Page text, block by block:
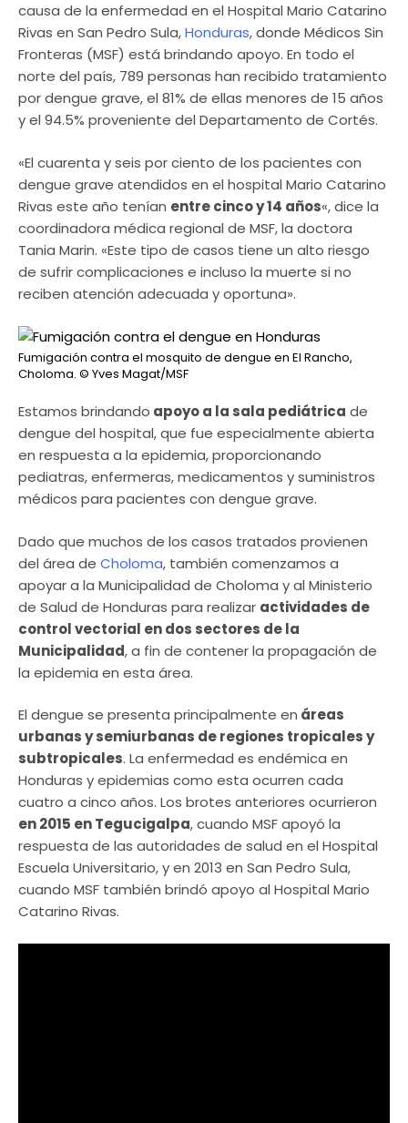
causa de la enfermedad en el Hospital Mario Catarino
Rivas en San Pedro Sula,Honduras, donde Médicos Sin
Fronteras (MSF) está brindando apoyo. En todo el
norte del país, 789 personas han recibido tratamiento
por dengue grave, el 81% de ellas menores de 15 años
y el 94.5% proveniente del Departamento de Cortés.
«El cuarenta y seis por ciento de los pacientes con
dengue grave atendidos en el hospital Mario Catarino
Rivas este año tenían entre cinco y 14 años«, dice la
coordinadora médica regional de MSF, la doctora
Tania Marin. «Este tipo de casos tiene un alto riesgo
de sufrir complicaciones e incluso la muerte si no
reciben atención adecuada y oportuna».
Fumigación contra el mosquito de dengue en El Rancho,
Choloma. © Yves Magat/MSF
Estamos brindando apoyo a la sala pediátrica de
dengue del hospital, que fue especialmente abierta
en respuesta a la epidemia, proporcionando
pediatras, enfermeras, medicamentos y suministros
médicos para pacientes con dengue grave.
Dado que muchos de los casos tratados provienen
del área de Choloma, también comenzamos a
apoyar a la Municipalidad de Choloma y al Ministerio
de Salud de Honduras para realizar actividades de
control vectorial en dos sectores de la
Municipalidad, a fin de contener la propagación de
la epidemia en esta área.
El dengue se presenta principalmente en áreas
urbanas y semiurbanas de regiones tropicales y
subtropicales. La enfermedad es endémica en
Honduras y epidemias como esta ocurren cada
cuatro a cinco años. Los brotes anteriores ocurrieron
en 2015 en Tegucigalpa, cuando MSF apoyó la
respuesta de las autoridades de salud en el Hospital
Escuela Universitario, y en 2013 en San Pedro Sula,
cuando MSF también brindó apoyo al Hospital Mario
Catarino Rivas.